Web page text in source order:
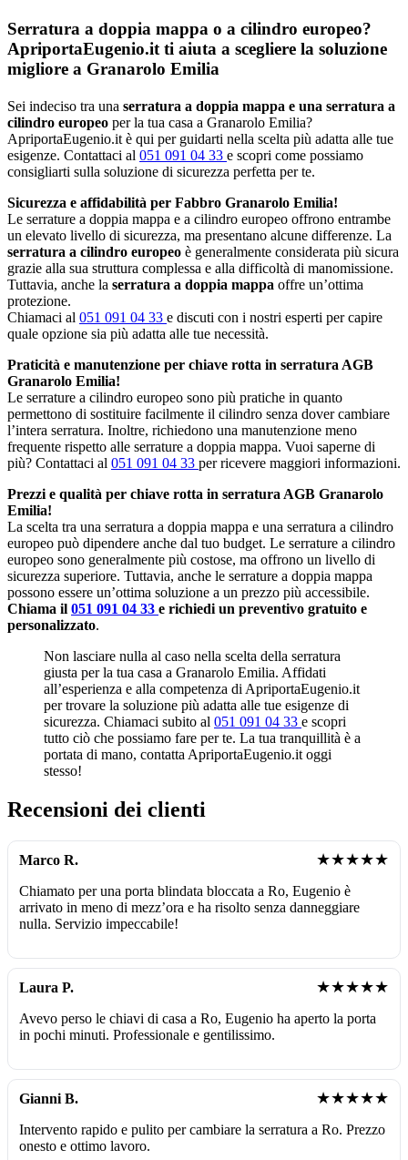
Serratura a doppia mappa o a cilindro europeo?
ApriportaEugenio.it ti aiuta a scegliere la soluzione
migliore a Granarolo Emilia
Sei indeciso tra una serratura a doppia mappa e una serratura a
cilindro europeo per la tua casa a Granarolo Emilia?
ApriportaEugenio.it è qui per guidarti nella scelta più adatta alle tue
esigenze. Contattaci al 051 091 04 33 e scopri come possiamo
consigliarti sulla soluzione di sicurezza perfetta per te.
Sicurezza e affidabilità per Fabbro Granarolo Emilia!
Le serrature a doppia mappa e a cilindro europeo offrono entrambe
un elevato livello di sicurezza, ma presentano alcune differenze. La
serratura a cilindro europeo è generalmente considerata più sicura
grazie alla sua struttura complessa e alla difficoltà di manomissione.
Tuttavia, anche la serratura a doppia mappa offre un’ottima
protezione.
Chiamaci al 051 091 04 33 e discuti con i nostri esperti per capire
quale opzione sia più adatta alle tue necessità.
Praticità e manutenzione per chiave rotta in serratura AGB
Granarolo Emilia!
Le serrature a cilindro europeo sono più pratiche in quanto
permettono di sostituire facilmente il cilindro senza dover cambiare
l’intera serratura. Inoltre, richiedono una manutenzione meno
frequente rispetto alle serrature a doppia mappa. Vuoi saperne di
più? Contattaci al 051 091 04 33 per ricevere maggiori informazioni.
Prezzi e qualità per chiave rotta in serratura AGB Granarolo
Emilia!
La scelta tra una serratura a doppia mappa e una serratura a cilindro
europeo può dipendere anche dal tuo budget. Le serrature a cilindro
europeo sono generalmente più costose, ma offrono un livello di
sicurezza superiore. Tuttavia, anche le serrature a doppia mappa
possono essere un’ottima soluzione a un prezzo più accessibile.
Chiama il 051 091 04 33 e richiedi un preventivo gratuito e
personalizzato.
Non lasciare nulla al caso nella scelta della serratura
giusta per la tua casa a Granarolo Emilia. Affidati
all’esperienza e alla competenza di ApriportaEugenio.it
per trovare la soluzione più adatta alle tue esigenze di
sicurezza. Chiamaci subito al 051 091 04 33 e scopri
tutto ciò che possiamo fare per te. La tua tranquillità è a
portata di mano, contatta ApriportaEugenio.it oggi
stesso!
Recensioni dei clienti
Marco R. ★★★★★
Chiamato per una porta blindata bloccata a Ro, Eugenio è
arrivato in meno di mezz’ora e ha risolto senza danneggiare
nulla. Servizio impeccabile!
Laura P. ★★★★★
Avevo perso le chiavi di casa a Ro, Eugenio ha aperto la porta
in pochi minuti. Professionale e gentilissimo.
Gianni B. ★★★★★
Intervento rapido e pulito per cambiare la serratura a Ro. Prezzo
onesto e ottimo lavoro.